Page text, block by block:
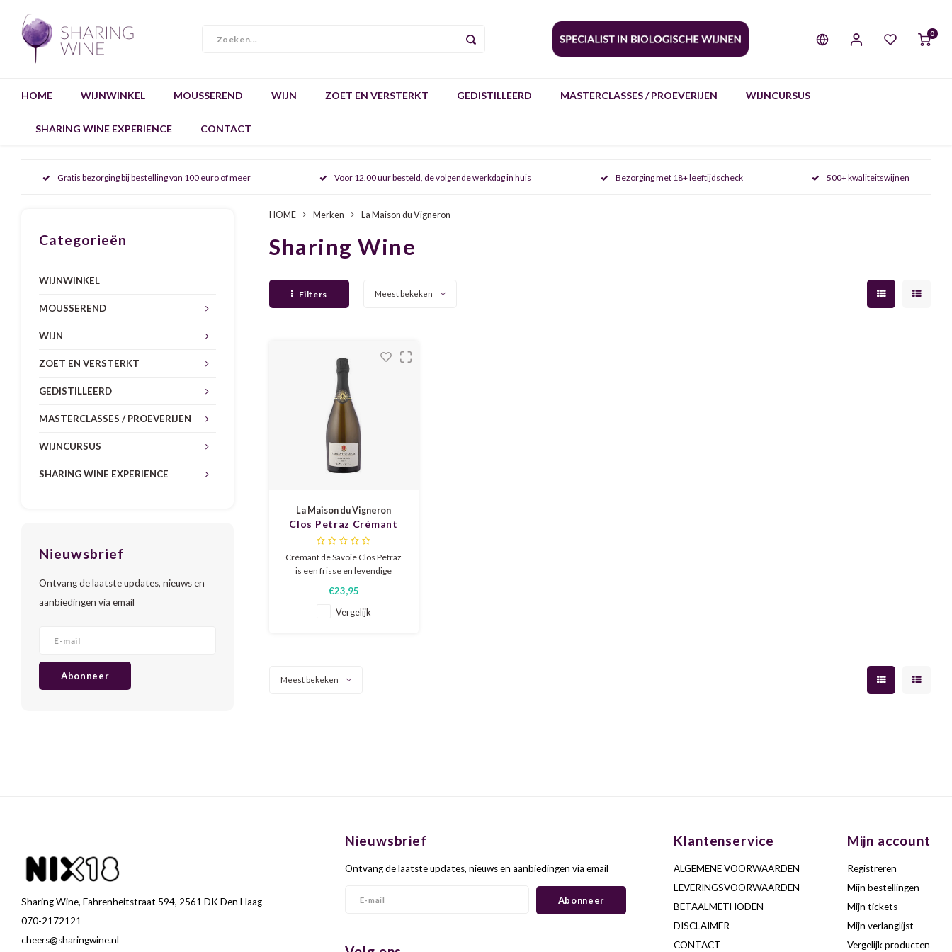
0
HOME WIJNWINKEL MOUSSEREND WIJN ZOET EN VERSTERKT GEDISTILLEERD MASTERCLASSES / PROEVERIJEN WIJNCURSUS
SHARING WINE EXPERIENCE CONTACT
Gratis bezorging bij bestelling van 100 euro of meer Voor 12.00 uur besteld, de volgende werkdag in huis Bezorging met 18+ leeftijdscheck 500+ kwaliteitswijnen
Categorieën
WIJNWINKEL
MOUSSEREND
WIJN
ZOET EN VERSTERKT
GEDISTILLEERD
MASTERCLASSES / PROEVERIJEN
WIJNCURSUS
SHARING WINE EXPERIENCE
Nieuwsbrief
Ontvang de laatste updates, nieuws en
aanbiedingen via email
Abonneer
HOME Merken La Maison du Vigneron
Sharing Wine
Filters Meest bekeken
La Maison du Vigneron
Clos Petraz Crémant
de Savoie Brut
Crémant de Savoie Clos Petraz
is een frisse en levendige
rijping sur lie zoals rijpe appel,
brioche en iets nootachtigs
€23,95
Vergelijk
Meest bekeken
Sharing Wine, Fahrenheitstraat 594, 2561 DK Den Haag
070-2172121
cheers@sharingwine.nl
Nieuwsbrief
Ontvang de laatste updates, nieuws en aanbiedingen via email
Abonneer
Klantenservice
ALGEMENE VOORWAARDEN
LEVERINGSVOORWAARDEN
BETAALMETHODEN
DISCLAIMER
CONTACT
Mijn account
Registreren
Mijn bestellingen
Mijn tickets
Mijn verlanglijst
Vergelijk producten